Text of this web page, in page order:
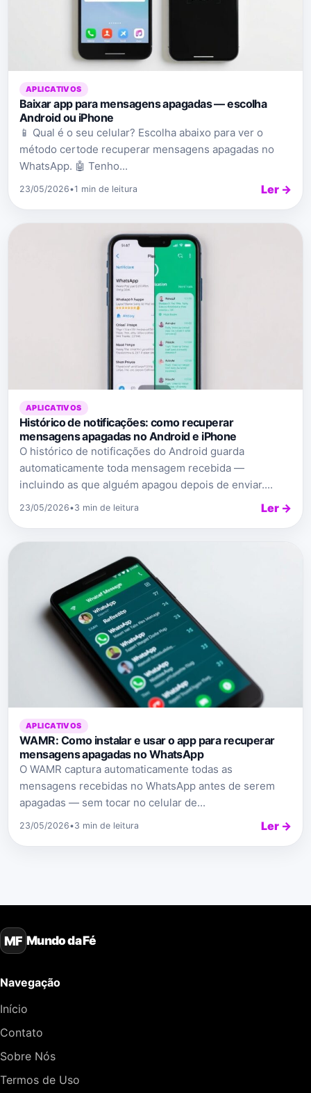
APLICATIVOS
Baixar app para mensagens apagadas — escolha
Android ou iPhone
📱 Qual é o seu celular? Escolha abaixo para ver o
método certode recuperar mensagens apagadas no
WhatsApp. 🤖 Tenho...
23/05/2026•1 min de leitura Ler →
APLICATIVOS
Histórico de notificações: como recuperar
mensagens apagadas no Android e iPhone
O histórico de notificações do Android guarda
automaticamente toda mensagem recebida —
incluindo as que alguém apagou depois de enviar....
23/05/2026•3 min de leitura Ler →
APLICATIVOS
WAMR: Como instalar e usar o app para recuperar
mensagens apagadas no WhatsApp
O WAMR captura automaticamente todas as
mensagens recebidas no WhatsApp antes de serem
apagadas — sem tocar no celular de...
23/05/2026•3 min de leitura Ler →
MF Mundo da Fé
Navegação
Início
Contato
Sobre Nós
Termos de Uso